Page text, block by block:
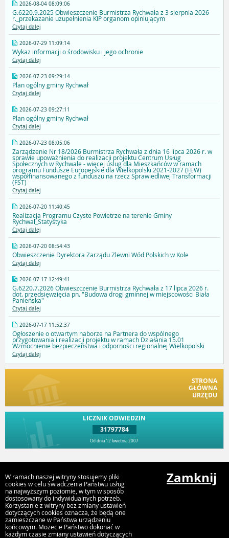
2026-08-04 08:09:06
G.6220.9.2025 Obwieszczenie Burmistrza Rychwała z 3 sierpnia 2026
r._przekazanie uzupełnienia KIP organom opiniującym
Czytaj dalej
2026-07-29 11:09:14
Wykaz informacji o środowisku i jego ochronie
Czytaj dalej
2026-07-23 09:29:14
Plan ogólny gminy Rychwał
Czytaj dalej
2026-07-23 09:27:11
Plan ogólny gminy Rychwał
Czytaj dalej
2026-07-23 08:05:06
Zarządzenie Nr 18/2026 Burmistrza Rychwała z dnia 16 lipca 2026 r. w
sprawie upoważnienia do realizacji projektu Centrum Usług
Społecznych w Rychwale - więcej uslug dla Mieszkańców w ramach
programu Fundusze Europejskie dla Wielkopolski 2021-2027 (FEW)
współfinansowanego z funduszu na rzecz Sprawiedliwej Transformacji
(FST)
Czytaj dalej
2026-07-20 11:40:45
Realizacja Programu Czyste Powietrze na terenie Gminy
Rychwał_Statystyka
Czytaj dalej
2026-07-20 08:54:43
Obwieszczenie Dyrektora Zarządu Zlewni Wód Polskich w Kole
Czytaj dalej
2026-07-17 12:49:41
G.6220.7.2026 Obwieszczenie Burmistrza Rychwała z 17 lipca 2026 r.
dot. przedsięwzięcia pn. "Budowa drogi gminnej w miejscowości Biała
Panieńska"
Czytaj dalej
2026-07-17 11:52:37
Ogłoszenie o otwartym naborze na Partnera do wspólnego
przygotowania i realizacji projektu w ramach Działania 15.01
Wzmocnienie bezpieczeństwa i odporności regionalnej Wielkopolski
Czytaj dalej
STRONA
GŁÓWNA
URZĘDU
LICZNIK ODWIEDZIN
31797784
Od dnia 12 kwietnia 2007
Urząd Gminy i Miasta Rychwał
Plac Wolności 16, 62-570 Rychwał
W ramach naszej witryny stosujemy pliki
cookies w celu świadczenia Państwu usług
na najwyższym poziomie, w tym w sposób
dostosowany do indywidualnych potrzeb.
Korzystanie z witryny bez zmiany ustawień
dotyczących cookies oznacza, że będą one
zamieszczane w Państwa urządzeniu
końcowym. Możecie Państwo dokonać w
każdym czasie zmiany ustawień dotyczących
Zamknij